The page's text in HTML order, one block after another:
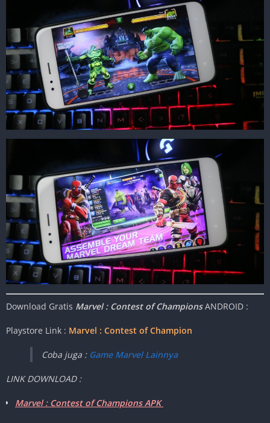
Download Gratis Marvel : Contest of ChampionsANDROID :
Playstore Link : Marvel : Contest of Champion
Coba juga : Game Marvel Lainnya
LINK DOWNLOAD :
Marvel : Contest of Champions APK